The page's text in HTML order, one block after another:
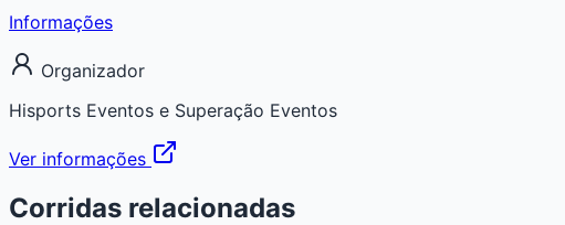
Informações
Organizador
Hisports Eventos e Superação Eventos
Ver informações
Corridas relacionadas